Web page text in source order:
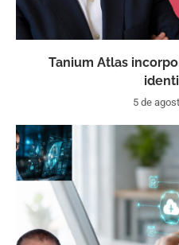
Tanium Atlas
5 de